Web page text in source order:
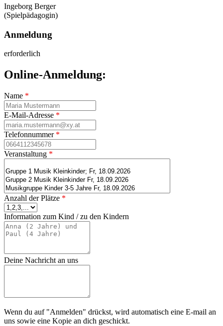
Ingeborg Berger
(Spielpädagogin)
Anmeldung
erforderlich
Online-Anmeldung:
Name *
E-Mail-Adresse *
Telefonnummer *
Veranstaltung *
Anzahl der Plätze *
Information zum Kind / zu den Kindern
Deine Nachricht an uns
Wenn du auf "Anmelden" drückst, wird automatisch eine E-mail an
uns sowie eine Kopie an dich geschickt.